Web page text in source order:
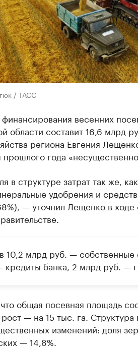
/ ТАСС
весенних
области составит 16,6 млрд
региона Евгения
прошлого года
в структуре затрат так же,
удобрения и
— уточнил Лещенко в ходе
10,2 млрд руб. — собственные
банка, 2 млрд руб. —
общая посевная площадь
— на 15 тыс. га. Структура
изменений: доля
— 14,8%.